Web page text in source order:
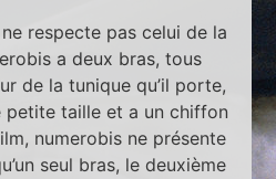
respecte pas celui de la
a deux bras, tous
de la tunique qu’il porte,
taille et a un chiffon
numerobis ne présente
seul bras, le deuxième